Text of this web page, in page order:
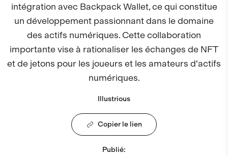
intégration avec Backpack Wallet, ce qui constitue
un développement passionnant dans le domaine
des actifs numériques. Cette collaboration
importante vise à rationaliser les échanges de NFT
et de jetons pour les joueurs et les amateurs d'actifs
numériques.
Illustrious
Copier le lien
Publié: